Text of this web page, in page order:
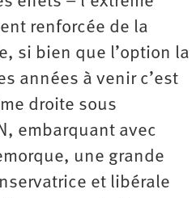
renforcée de la
si bien que l’option la
années à venir c’est
droite sous
embarquant avec
une grande
et libérale